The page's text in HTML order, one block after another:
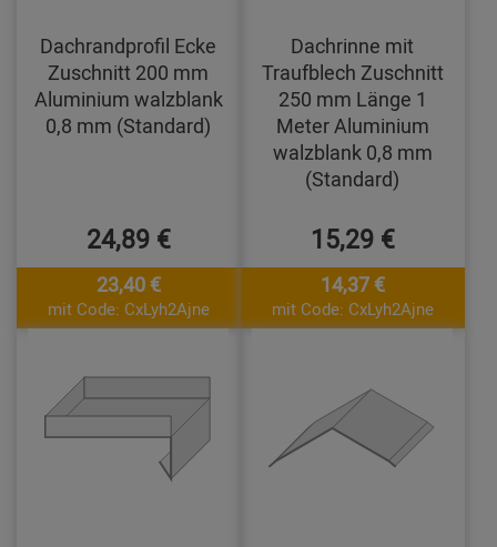
Dachrandprofil Ecke
Zuschnitt 200 mm
Aluminium walzblank
0,8 mm (Standard)
24,89 €
23,40 €
mit Code: CxLyh2Ajne
Dachrinne mit
Traufblech Zuschnitt
250 mm Länge 1
Meter Aluminium
walzblank 0,8 mm
(Standard)
15,29 €
14,37 €
mit Code: CxLyh2Ajne